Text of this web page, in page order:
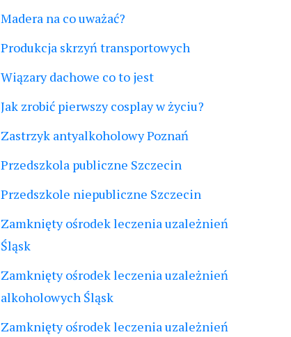
Madera na co uważać?
Produkcja skrzyń transportowych
Wiązary dachowe co to jest
Jak zrobić pierwszy cosplay w życiu?
Zastrzyk antyalkoholowy Poznań
Przedszkola publiczne Szczecin
Przedszkole niepubliczne Szczecin
Zamknięty ośrodek leczenia uzależnień
Śląsk
Zamknięty ośrodek leczenia uzależnień
alkoholowych Śląsk
Zamknięty ośrodek leczenia uzależnień